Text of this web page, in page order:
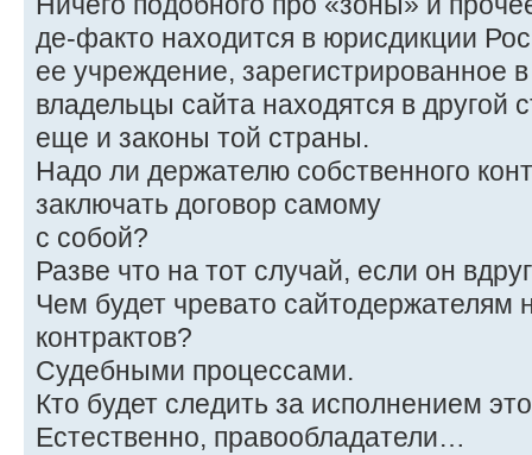
де-факто находится в юрисдикции
ее учреждение, зарегистрированное
владельцы сайта находятся в другой
еще и законы той страны.
Надо ли держателю собственного
заключать договор самому
с собой?
Разве что на тот случай, если он
Чем будет чревато сайтодержателям
контрактов?
Судебными процессами.
Кто будет следить за исполнением
Естественно, правообладатели…